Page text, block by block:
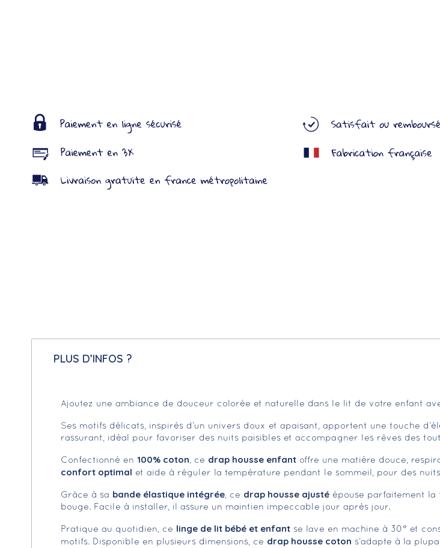
PLUS D’INFOS ?
Ajoutez une ambiance de douceur colorée et naturelle dans le lit de votre enfant
Ses motifs délicats, inspirés d’un univers doux et apaisant, apportent une touche
rassurant, idéal pour favoriser des nuits paisibles et accompagner les rêves des
Confectionné en 100% coton, ce drap housse enfant offre une matière douce,
confort optimal et aide à réguler la température pendant le sommeil, pour des
Grâce à sa bande élastique intégrée, ce drap housse ajusté épouse parfaitement la
bouge. Facile à installer, il assure un maintien impeccable jour après jour.
Pratique au quotidien, ce linge de lit bébé et enfant se lave en machine à 30° et
motifs. Disponible en plusieurs dimensions, ce drap housse coton s’adapte à la